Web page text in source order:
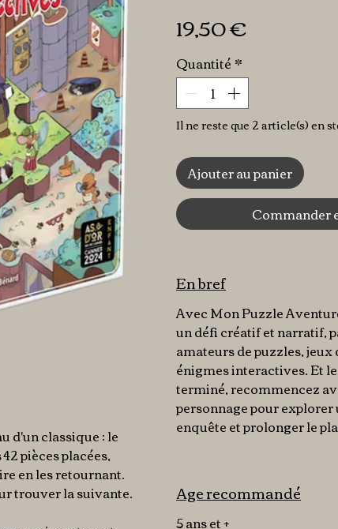
d'un classique : le
pièces placées,
en les retournant.
trouver la suivante.
19,50 €Prix
Quantité *
Il ne reste que 2 article(s) en
Ajouter au panier
Commander
En bref
Avec Mon Puzzle
un défi créatif et narratif,
amateurs de puzzles, jeux
énigmes interactives. Et
terminé, recommencez
personnage pour
enquête et prolonger le
Age recommandé
5 ans et +